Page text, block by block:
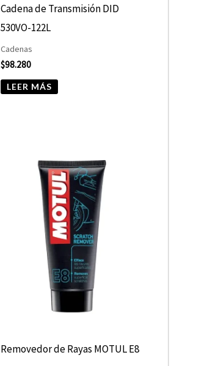
Cadena de Transmisión DID
530VO-122L
Cadenas
$98.280
LEER MÁS
Removedor de Rayas MOTUL E8